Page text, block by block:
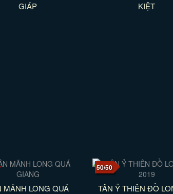
GIÁP
KIỆT
MÃNH LONG QUÁ
50/50
TÂN Ỷ THIÊN ĐỒ